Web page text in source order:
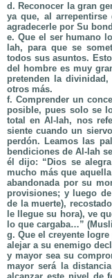
d. Reconocer la gran
ya que, al
agradecerle por Su
e. Que el ser humano
lah, para que se
todos sus asuntos.
del hombre es muy
pretenden la
otros más.
f. Comprender un
posible, pues solo se
total en Al-lah, nos
siente cuando un
perdón. Leamos las
bendiciones de Al-lah
él dijo: “Dios se
mucho más que
abandonada por su
provisiones; y luego
de la muerte),
le llegue su hora), ve
lo que cargaba…”
g. Que el creyente
alejar a su enemigo
y mayor sea su
mayor será la